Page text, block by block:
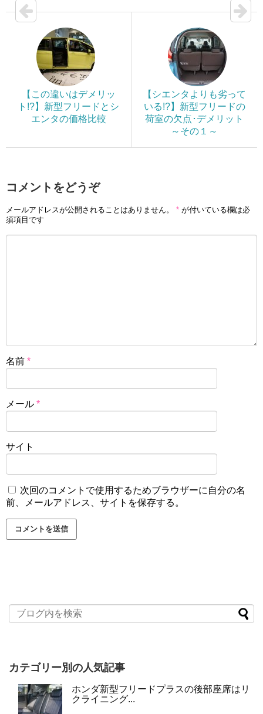
【この違いはデメリッ
ト!?】新型フリードとシ
エンタの価格比較
【シエンタよりも劣って
いる!?】新型フリードの
荷室の欠点･デメリット
～その１～
コメントをどうぞ
メールアドレスが公開されることはありません。 * が付いている欄は必
須項目です
名前 *
メール *
サイト
次回のコメントで使用するためブラウザーに自分の名
前、メールアドレス、サイトを保存する。
カテゴリー別の人気記事
ホンダ新型フリードプラスの後部座席はリ
クライニング...